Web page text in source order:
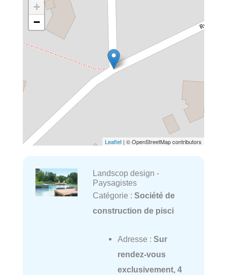
+
−
Leaflet | © OpenStreetMap contributors
Landscop design -
Paysagistes
Catégorie : Société de
construction de pisci
Adresse : Sur
rendez-vous
exclusivement, 4